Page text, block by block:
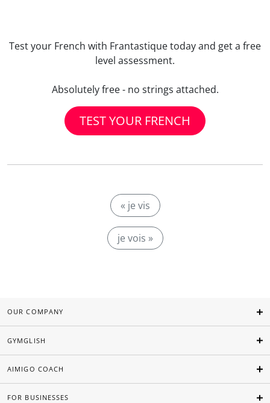
Test your French with Frantastique today and get a free
level assessment.
Absolutely free - no strings attached.
TEST YOUR FRENCH
« je vis
je vois »
OUR COMPANY
GYMGLISH
AIMIGO COACH
FOR BUSINESSES